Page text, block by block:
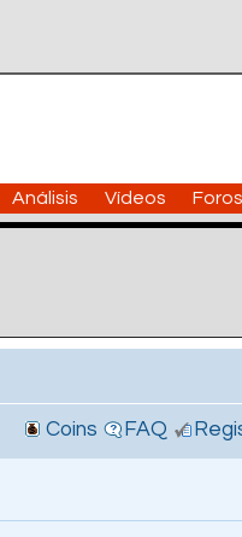
Análisis Vídeos Foros
Coins FAQ